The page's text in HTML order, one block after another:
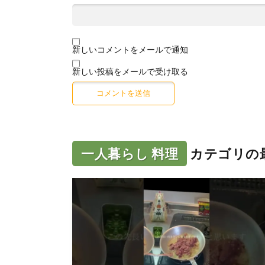
新しいコメントをメールで通知
新しい投稿をメールで受け取る
一人暮らし 料理 カテゴリの